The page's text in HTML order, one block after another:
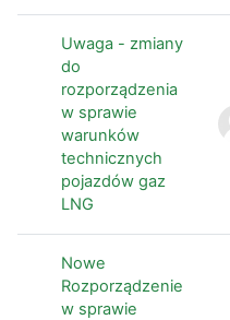
Uwaga - zmiany
do
rozporządzenia
w sprawie
warunków
technicznych
pojazdów gaz
LNG
Nowe
Rozporządzenie
w sprawie